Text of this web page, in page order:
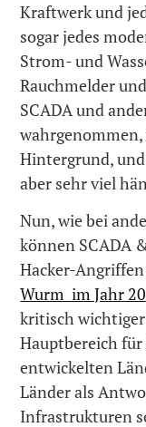
Kraftwerk und
sogar jedes
Strom- und
Rauchmelder
SCADA und
Hintergrund,
aber sehr viel
Nun, wie bei
können SCADA
Hacker-
Wurm im Jahr
kritisch
Hauptbereich
entwickelten
Länder als
Infrastrukturen